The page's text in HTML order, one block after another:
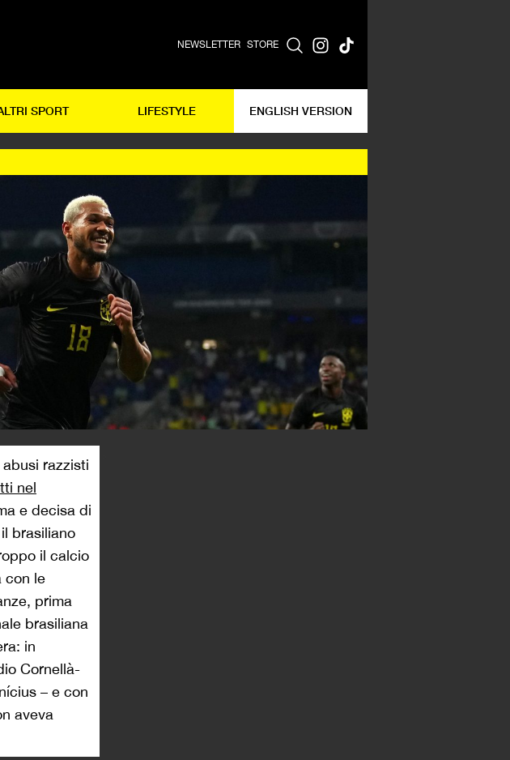
NEWSLETTER STORE
SPORT LIFESTYLE ENGLISH VERSION
razzisti
nel
e decisa di
brasiliano
il calcio
con le
prima
brasiliana
in
Cornellà-
– e con
aveva